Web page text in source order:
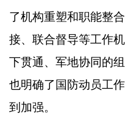
了机构重塑和职能整
接、联合督导等工作
下贯通、军地协同的
也明确了国防动员工
到加强。